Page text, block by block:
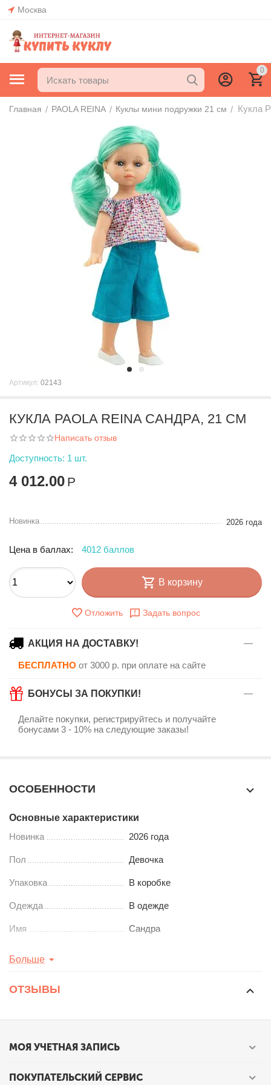
Москва
0
Главная / PAOLA REINA / Куклы мини подружки 21 см / Кукла
Артикул: 02143
КУКЛА PAOLA REINA САНДРА, 21 СМ
Написать отзыв
Доступность: 1 шт.
4 012.00 Р
Новинка 2026 года
Цена в баллах: 4012 баллов
В корзину
Отложить Задать вопрос
АКЦИЯ НА ДОСТАВКУ!
БЕСПЛАТНО от 3000 р. при оплате на сайте
БОНУСЫ ЗА ПОКУПКИ!
Делайте покупки, регистрируйтесь и получайте
бонусами 3 - 10% на следующие заказы!
ОСОБЕННОСТИ
Основные характеристики
Новинка
2026 года
Пол Девочка
Упаковка В коробке
Одежда В одежде
Имя Сандра
Больше
ОТЗЫВЫ
МОЯ УЧЕТНАЯ ЗАПИСЬ
ПОКУПАТЕЛЬСКИЙ СЕРВИС